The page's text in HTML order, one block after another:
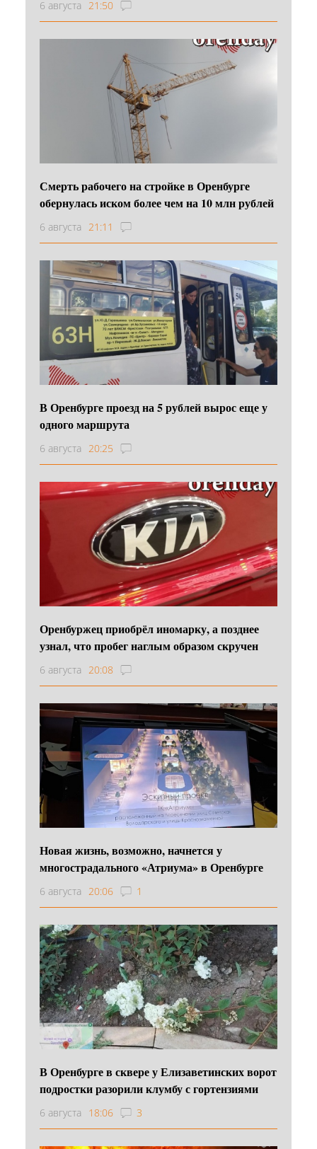
6 августа 21:50
Смерть рабочего на стройке в Оренбурге
обернулась иском более чем на 10 млн рублей
6 августа 21:11
В Оренбурге проезд на 5 рублей вырос еще у
одного маршрута
6 августа 20:25
Оренбуржец приобрёл иномарку, а позднее
узнал, что пробег наглым образом скручен
6 августа 20:08
Новая жизнь, возможно, начнется у
многострадального «Атриума» в Оренбурге
6 августа 20:06 1
В Оренбурге в сквере у Елизаветинских ворот
подростки разорили клумбу с гортензиями
6 августа 18:06 3